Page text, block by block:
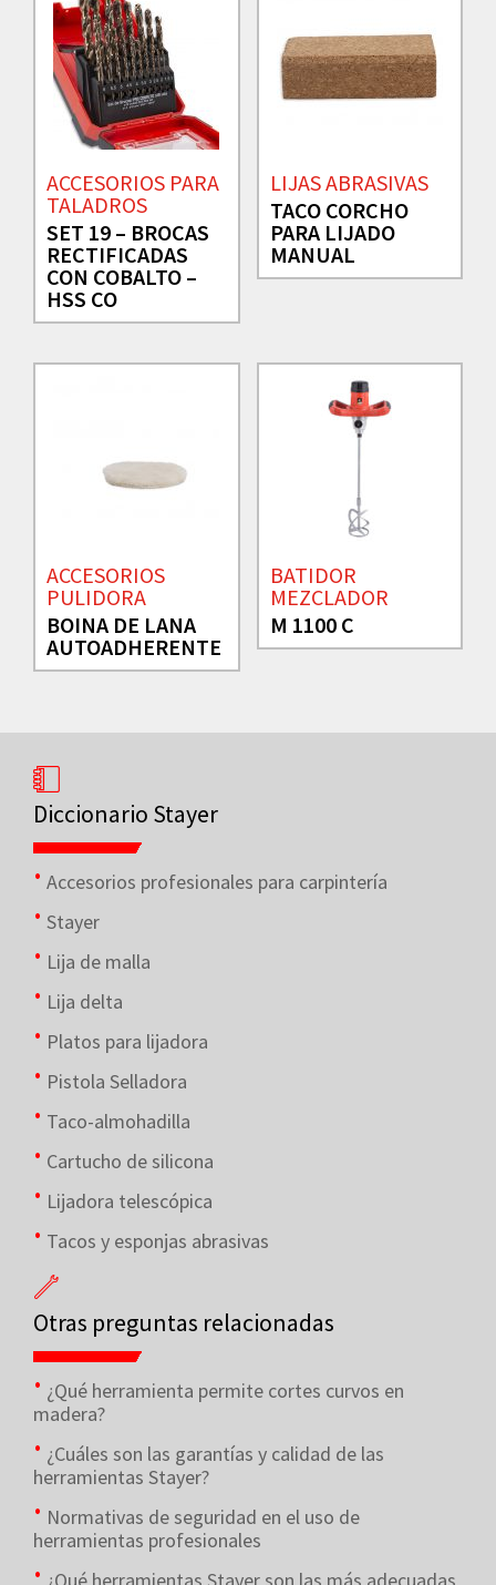
ACCESORIOS PARA
TALADROS
SET 19 – BROCAS
RECTIFICADAS
CON COBALTO –
HSS CO
LIJAS ABRASIVAS
TACO CORCHO
PARA LIJADO
MANUAL
ACCESORIOS
PULIDORA
BOINA DE LANA
AUTOADHERENTE
BATIDOR
MEZCLADOR
M 1100 C
Diccionario Stayer
Accesorios profesionales para carpintería
Stayer
Lija de malla
Lija delta
Platos para lijadora
Pistola Selladora
Taco-almohadilla
Cartucho de silicona
Lijadora telescópica
Tacos y esponjas abrasivas
Otras preguntas relacionadas
¿Qué herramienta permite cortes curvos en
madera?
¿Cuáles son las garantías y calidad de las
herramientas Stayer?
Normativas de seguridad en el uso de
herramientas profesionales